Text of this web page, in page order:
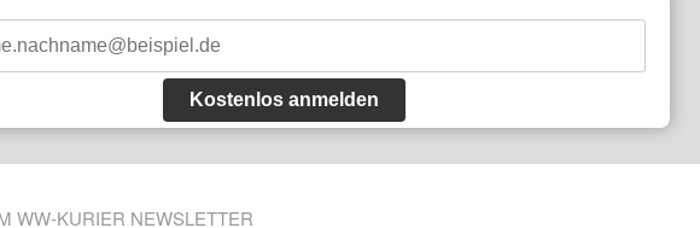
Kostenlos anmelden
WW-KURIER NEWSLETTER